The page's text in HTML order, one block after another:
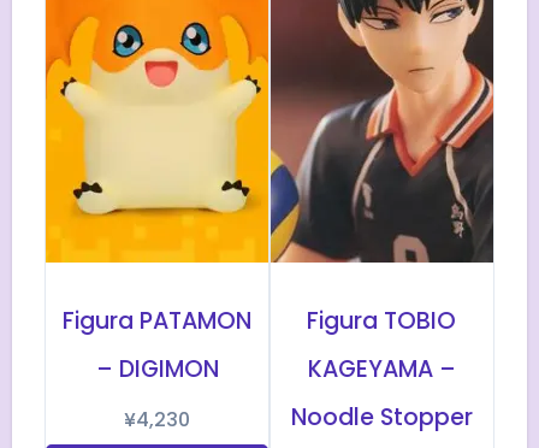
Figura PATAMON
– DIGIMON
¥4,230
Figura TOBIO
KAGEYAMA –
Noodle Stopper